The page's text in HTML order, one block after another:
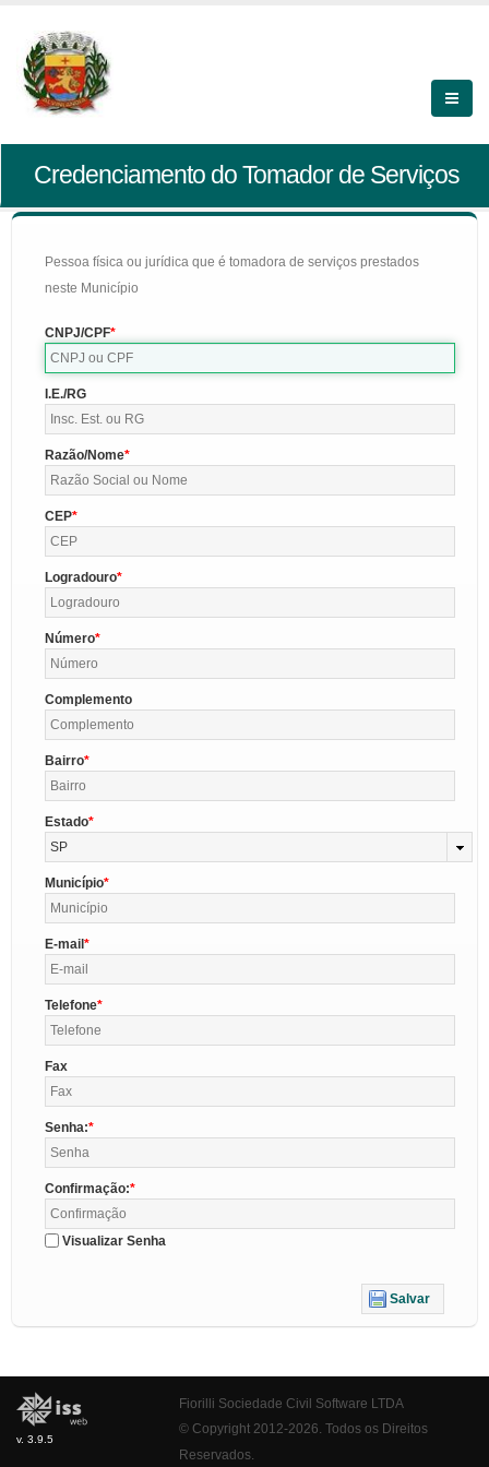
Credenciamento do Tomador de Serviços
Pessoa física ou jurídica que é tomadora de serviços prestados
neste Município
CNPJ/CPF
I.E./RG
Razão/Nome
CEP
Logradouro
Número
Complemento
Bairro
Estado
SP
Município
E-mail
Telefone
Fax
Senha:
Confirmação:
Visualizar Senha
Salvar
v. 3.9.5
Fiorilli Sociedade Civil Software LTDA
© Copyright 2012-2026. Todos os Direitos
Reservados.